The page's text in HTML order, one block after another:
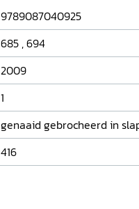
9789087040925
685 ,694
2009
1
genaaid gebrocheerd in
416